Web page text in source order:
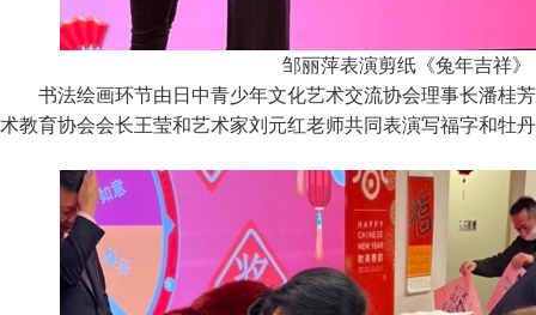
邹丽萍表演剪纸《兔年吉祥》
书法绘画环节由日中青少年文化艺术交流协会理事长潘桂
术教育协会会长王莹和艺术家刘元红老师共同表演写福字和牡